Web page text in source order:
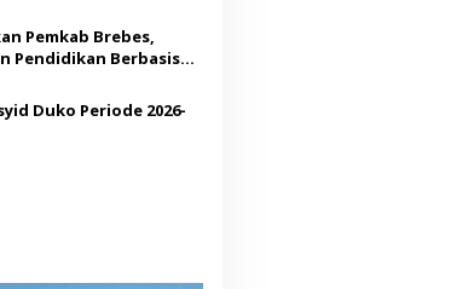
Pemkab Brebes,
Pendidikan Berbasis
Duko Periode 2026-